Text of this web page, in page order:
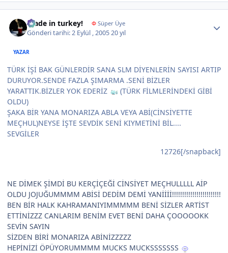
made in turkey! ΦSüper Üye
Gönderi tarihi:2 Eylül , 200520 yıl
YAZAR
TÜRK İŞİ BAK GÜNLERDİR SANA SLM DİYENLERİN SAYISI ARTIP
DURUYOR.SENDE FAZLA ŞIMARMA .SENİ BİZLER
YARATTIK.BİZLER YOK EDERİZ
(TÜRK FİLMLERİNDEKİ GİBİ
OLDU)
ŞAKA BİR YANA MONARIZA ABLA VEYA ABİ(CİNSİYETTE
MEÇHUL)NEYSE İŞTE SEVDİK SENİ KIYMETİNİ BİL....
SEVGİLER
12726[/snapback]
NE DİMEK ŞİMDİ BU KERÇİÇEĞİ CİNSİYET MEÇHULLLLL AİP
OLDU JOJUĞUMMMM ABİSİ DEDİM DEMİ YANİİİİ!!!!!!!!!!!!!!!!!!!!!!!!
BEN BİR HALK KAHRAMANIYIMMMMM BENİ SİZLER ARTİST
ETTİNİZZZ CANLARIM BENİM EVET BENİ DAHA ÇOOOOOKK
SEVİN SAYIN
SİZDEN BİRİ MONARIZA ABİNİZZZZZ
HEPİNİZİ ÖPÜYORUMMMM MUCKS MUCKSSSSSSS